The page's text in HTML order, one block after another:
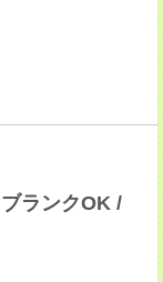
ランクOK /